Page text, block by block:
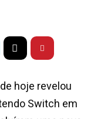
hoje revelou
Switch em